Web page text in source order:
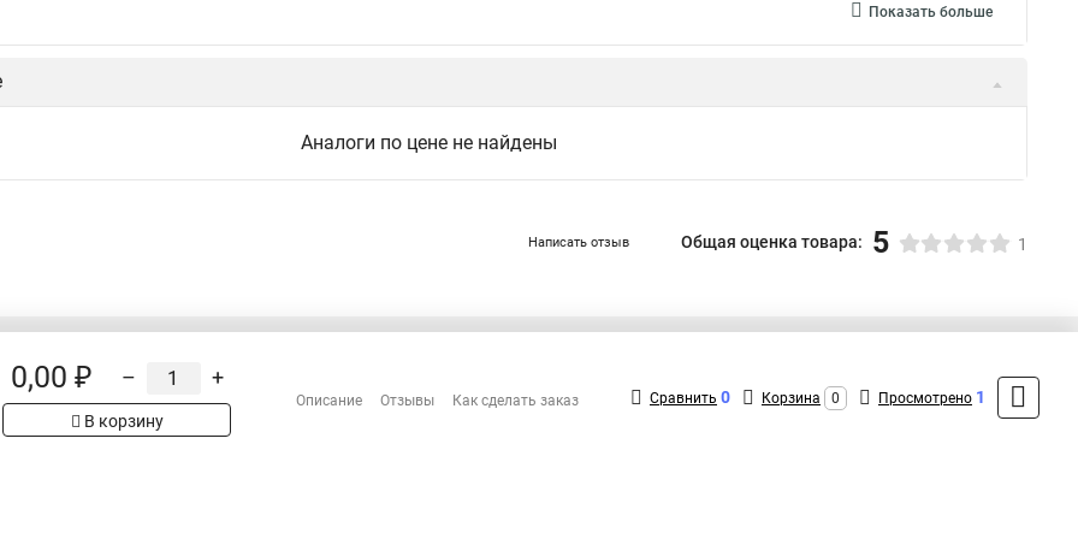
Показать больше
Аналоги по цене не найдены
Написать отзыв Общая оценка товара: 5 1
на сайте имеет
товар
Сотрудничество
+7 (495) 431-16-66
MAX: +7 (916) 031-40-57
0,00 ₽ – +
В корзину
Описание Отзывы Как сделать заказ Сравнить 0 Корзина 0 Просмотрено 1